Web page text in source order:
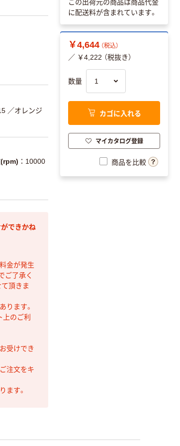
／オレンジ
10000
できかね
金が発生
ご了承く
頂きま
ります。
上のご利
受けでき
注文をキ
ます。
この出荷元の商品は商品代金
に配送料が含まれています。
￥4,644 （税込）
／ ￥4,222 （税抜き）
数量
カゴに入れる
マイカタログ登録
商品を比較